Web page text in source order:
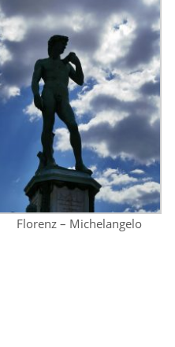
Florenz – Michelangelo